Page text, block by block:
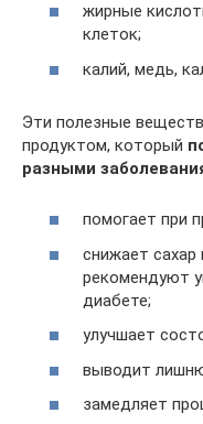
жирные
клеток;
калий, медь,
Эти полезные
продуктом, который
разными
помогает при
снижает сахар
рекомендуют
диабете;
улучшает
выводит
замедляет